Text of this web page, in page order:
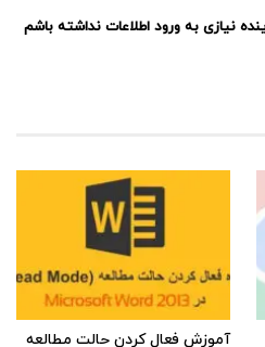
نیازی به ورود اطلاعات نداشته باشم
آموزش فعال کردن حالت مطالعه